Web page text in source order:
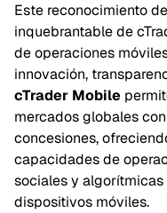
Este reconocimiento
inquebrantable de
de operaciones
innovación,
cTrader Mobile
mercados globales
concesiones,
capacidades de
sociales y
dispositivos móviles.